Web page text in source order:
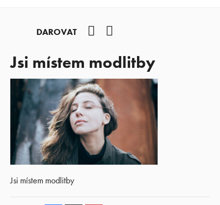
DAROVAT
Jsi místem modlitby
Jsi místem modlitby